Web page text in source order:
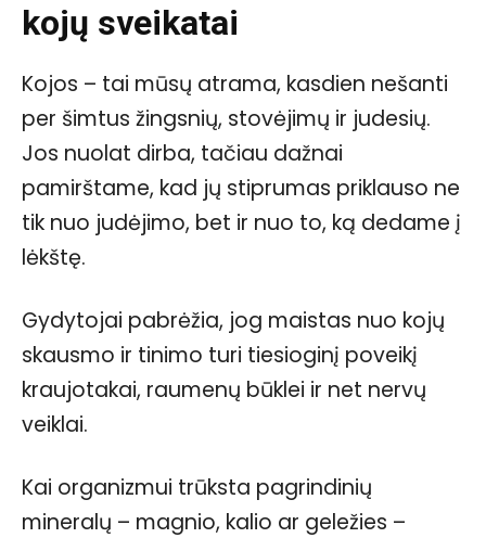
kojų sveikatai
Kojos – tai mūsų atrama, kasdien nešanti
per šimtus žingsnių, stovėjimų ir judesių.
Jos nuolat dirba, tačiau dažnai
pamirštame, kad jų stiprumas priklauso ne
tik nuo judėjimo, bet ir nuo to, ką dedame į
lėkštę.
Gydytojai pabrėžia, jog maistas nuo kojų
skausmo ir tinimo turi tiesioginį poveikį
kraujotakai, raumenų būklei ir net nervų
veiklai.
Kai organizmui trūksta pagrindinių
mineralų – magnio, kalio ar geležies –